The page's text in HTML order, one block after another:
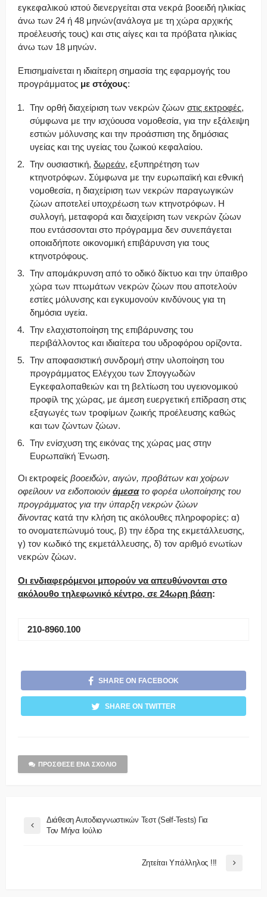
εγκεφαλικού ιστού διενεργείται στα νεκρά βοοειδή ηλικίας
άνω των 24 ή 48 μηνών(ανάλογα με τη χώρα αρχικής
προέλευσής τους) και στις αίγες και τα πρόβατα ηλικίας
άνω των 18 μηνών.
Επισημαίνεται η ιδιαίτερη σημασία της εφαρμογής του
προγράμματος με στόχους:
Την ορθή διαχείριση των νεκρών ζώων στις εκτροφές,
σύμφωνα με την ισχύουσα νομοθεσία, για την εξάλειψη
εστιών μόλυνσης και την προάσπιση της δημόσιας
υγείας και της υγείας του ζωικού κεφαλαίου.
Την ουσιαστική, δωρεάν, εξυπηρέτηση των
κτηνοτρόφων. Σύμφωνα με την ευρωπαϊκή και εθνική
νομοθεσία, η διαχείριση των νεκρών παραγωγικών
ζώων αποτελεί υποχρέωση των κτηνοτρόφων. Η
συλλογή, μεταφορά και διαχείριση των νεκρών ζώων
που εντάσσονται στο πρόγραμμα δεν συνεπάγεται
οποιαδήποτε οικονομική επιβάρυνση για τους
κτηνοτρόφους.
Την απομάκρυνση από το οδικό δίκτυο και την ύπαιθρο
χώρα των πτωμάτων νεκρών ζώων που αποτελούν
εστίες μόλυνσης και εγκυμονούν κινδύνους για τη
δημόσια υγεία.
Την ελαχιστοποίηση της επιβάρυνσης του
περιβάλλοντος και ιδιαίτερα του υδροφόρου ορίζοντα.
Την αποφασιστική συνδρομή στην υλοποίηση του
προγράμματος Ελέγχου των Σπογγωδών
Εγκεφαλοπαθειών και τη βελτίωση του υγειονομικού
προφίλ της χώρας, με άμεση ευεργετική επίδραση στις
εξαγωγές των τροφίμων ζωικής προέλευσης καθώς
και των ζώντων ζώων.
Την ενίσχυση της εικόνας της χώρας μας στην
Ευρωπαϊκή Ένωση.
Οι εκτροφείς βοοειδών, αιγών, προβάτων και χοίρων
οφείλουν να ειδοποιούν άμεσατο φορέα υλοποίησης του
προγράμματος για την ύπαρξη νεκρών ζώων
δίνοντας κατά την κλήση τις ακόλουθες πληροφορίες: α)
το ονοματεπώνυμό τους, β) την έδρα της εκμετάλλευσης,
γ) τον κωδικό της εκμετάλλευσης, δ) τον αριθμό ενωτίων
νεκρών ζώων.
Οι ενδιαφερόμενοι μπορούν να απευθύνονται στο
ακόλουθο τηλεφωνικό κέντρο, σε 24ωρη βάση:
210-8960.100
SHARE ON FACEBOOK
SHARE ON TWITTER
ΠΡΌΣΘΕΣΕ ΈΝΑ ΣΧΌΛΙΟ
Διάθεση Αυτοδιαγνωστικών Τεστ (self-Tests) Για
Τον Μήνα Ιούλιο
Ζητείται Υπάλληλος !!!